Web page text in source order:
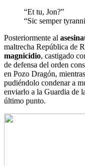
“Et tu, Jon?”
“Sic semper
Posteriormente al
maltrecha República de
magnicidio, castigado
de defensa del orden
en Pozo Dragón,
pudiéndolo condenar a
enviarlo a la Guardia de
último punto.